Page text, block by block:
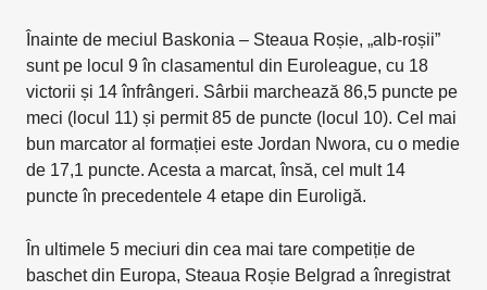
Înainte de meciul Baskonia – Steaua Roșie, „alb-roșii”
sunt pe locul 9 în clasamentul din Euroleague, cu 18
victorii și 14 înfrângeri. Sârbii marchează 86,5 puncte pe
meci (locul 11) și permit 85 de puncte (locul 10). Cel mai
bun marcator al formației este Jordan Nwora, cu o medie
de 17,1 puncte. Acesta a marcat, însă, cel mult 14
puncte în precedentele 4 etape din Euroligă.
În ultimele 5 meciuri din cea mai tare competiție de
baschet din Europa, Steaua Roșie Belgrad a înregistrat